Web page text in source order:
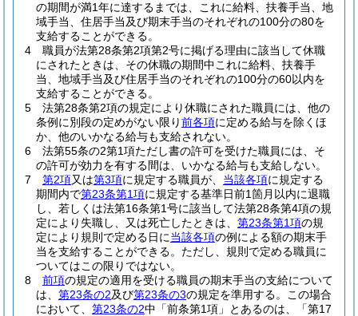
の期間が満1年に達するまでは、これに給料、扶養手当、地
域手当、住居手当及び期末手当のそれぞれの100分の80を
支給することができる。
4
職員が法第28条第2項第2号に掲げる理由に該当して休職
にされたときは、その休職の期間中これに給料、扶養手
当、地域手当及び住居手当のそれぞれの100分の60以内を
支給することができる。
5
法第28条第2項の規定により休職にされた職員には、他の
条例に別段の定めがない限り前各項に定める給与を除くほ
か、他のいかなる給与も支給されない。
6
法第55条の2第1項ただし書の許可を受けた職員には、そ
の許可が効力を有する間は、いかなる給与も支給しない。
7
第2項又は第3項に規定する職員が、 当該各項に規定する
期間内で第23条第1項に規定する基準日前1箇月以内に退職
し、若しくは法第16条第1号に該当して法第28条第4項の規
定により失職し、又は死亡したときは、 第23条第1項の規
定により規則で定める日に当該各項の例による額の期末手
当を支給することができる。 ただし、規則で定める職員に
ついてはこの限りではない。
8
前項の規定の適用を受ける職員の期末手当の支給について
は、 第23条の2及び第23条の3の規定を準用する。
この場合
において、 第23条の2中「前条第1項」とあるのは、「第17